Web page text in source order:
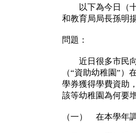
以下為今日（十
和教育局局長孫明
問題：
近日很多市民向
（“資助幼稚園”
學券獲得學費資助
該等幼稚園為何要
（一） 在本學年